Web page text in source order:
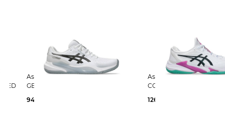
Asics | Herren Tennisschuhe Sand
GEL-CHALLENGER 15 Clay
94,45 €
Asics | Herren Tennisschuhe Sand
COURT FF 3 CLAY
126,05 €